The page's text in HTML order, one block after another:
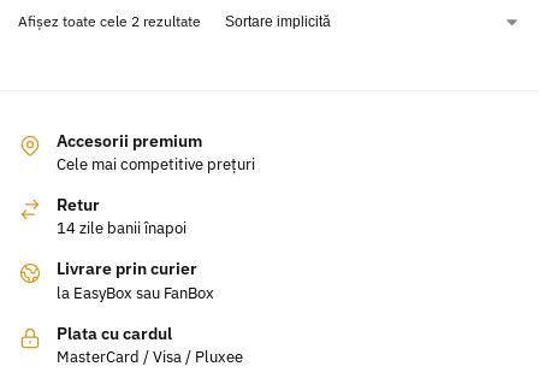
Afișez toate cele 2 rezultate
Accesorii premium
Cele mai competitive prețuri
Retur
14 zile banii înapoi
Livrare prin curier
la EasyBox sau FanBox
Plata cu cardul
MasterCard / Visa / Pluxee